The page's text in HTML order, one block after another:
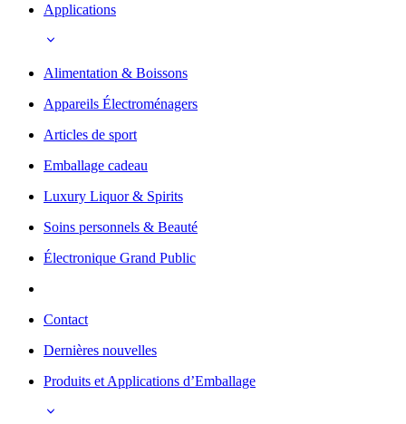
Applications
Alimentation & Boissons
Appareils Électroménagers
Articles de sport
Emballage cadeau
Luxury Liquor & Spirits
Soins personnels & Beauté
Électronique Grand Public
Contact
Dernières nouvelles
Produits et Applications d’Emballage